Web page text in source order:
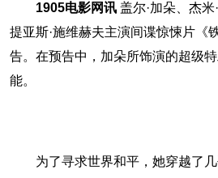
1905电影网讯 盖尔·加朵、杰米
提亚斯·施维赫夫主演间谍惊悚片《
告。在预告中，加朵所饰演的超级
能。
为了寻求世界和平，她穿越了